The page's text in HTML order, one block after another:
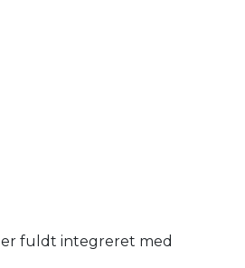
er fuldt integreret med